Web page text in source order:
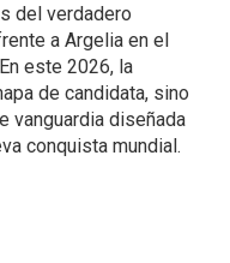
del verdadero
a Argelia en el
este 2026, la
de candidata, sino
vanguardia diseñada
conquista mundial.